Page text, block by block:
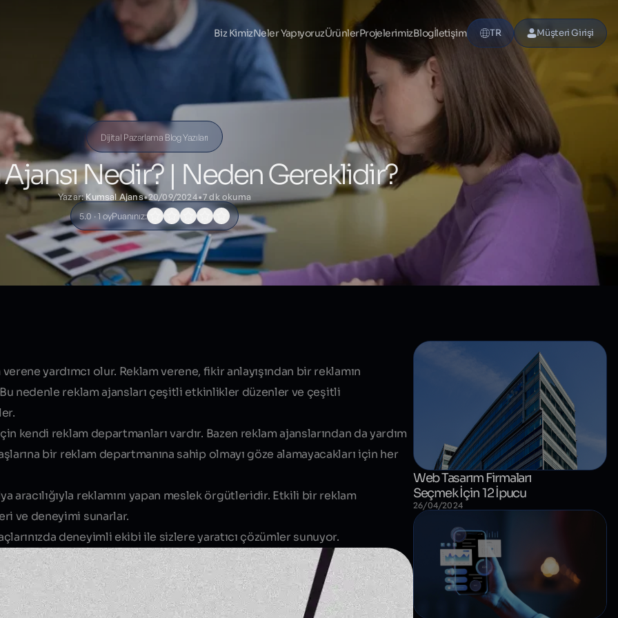
Biz KimizNeler YapıyoruzÜrünlerProjelerimizBlogİletişim TR Müşteri Girişi
Dijital Pazarlama Blog Yazıları
Nedir? | Neden Gereklidir?
Yazar:Kumsal Ajans•20/09/2024•7 dk okuma
5.0 · 1 oyPuanınız:
yardımcı olur. Reklam verene, fikir anlayışından bir reklamın
nedenle reklam ajansları çeşitli etkinlikler düzenler ve çeşitli
kendi reklam departmanları vardır. Bazen reklam ajanslarından da yardım
bir reklam departmanına sahip olmayı göze alamayacakları için her
aracılığıyla reklamını yapan meslek örgütleridir. Etkili bir reklam
ve deneyimi sunarlar.
deneyimli ekibi ile sizlere yaratıcı çözümler sunuyor.
Web Tasarım Firmaları
Seçmek İçin 12 İpucu
26/04/2024